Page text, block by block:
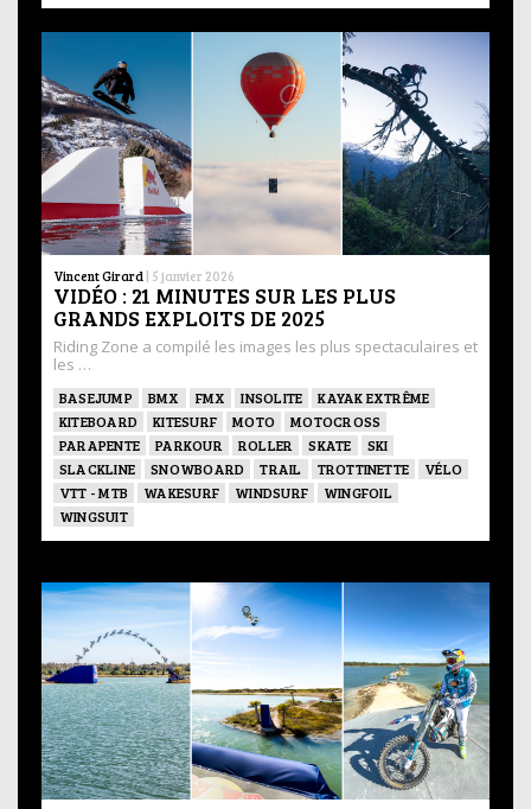
Vincent Girard | 5 janvier 2026
VIDÉO : 21 MINUTES SUR LES PLUS
GRANDS EXPLOITS DE 2025
Riding Zone a compilé les images les plus spectaculaires et
les …
BASEJUMP BMX FMX INSOLITE
KAYAK EXTRÊME
KITEBOARD
KITESURF MOTO
MOTOCROSS
PARAPENTE
PARKOUR ROLLER SKATE
SKI
SLACKLINE
SNOWBOARD TRAIL TROTTINETTE
VÉLO
VTT - MTB
WAKESURF WINDSURF
WINGFOIL
WINGSUIT